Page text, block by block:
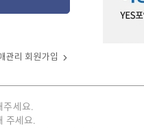
관리 회원가입
주세요.
주세요.